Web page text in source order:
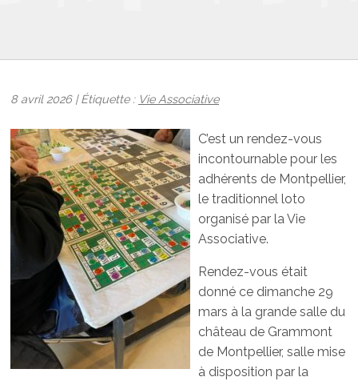
8 avril 2026 | Étiquette : Vie Associative
C’est un rendez-vous
incontournable pour les
adhérents de Montpellier,
le traditionnel loto
organisé par la Vie
Associative.
Rendez-vous était
donné ce dimanche 29
mars à la grande salle du
château de Grammont
de Montpellier, salle mise
à disposition par la